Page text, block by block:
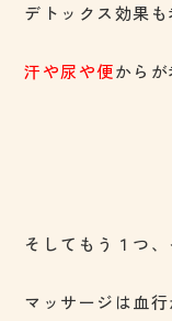
デトックス効果
汗や尿や便から
そしてもう１つ
マッサージは血